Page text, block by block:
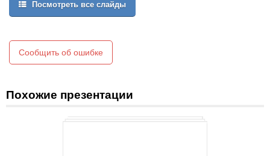
Посмотреть все слайды
Сообщить об ошибке
Похожие презентации